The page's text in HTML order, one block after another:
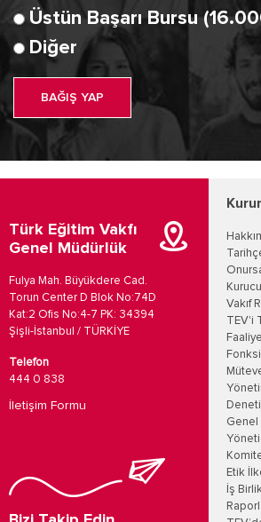
Üstün Başarı Bursu
Diğer
BAĞIŞ YAP
Türk Eğitim Vakfı
Genel Müdürlük
Fulya Mah. Büyükdere Cad.
Torun Center D Blok No:74D
Kat:2 Ofis No:4-7 PK: 34394
Şişli-İstanbul / TÜRKİYE
Telefon
444 0 838
İletişim Formu
Vakıf
TEV'i
Genel
Etik
İş